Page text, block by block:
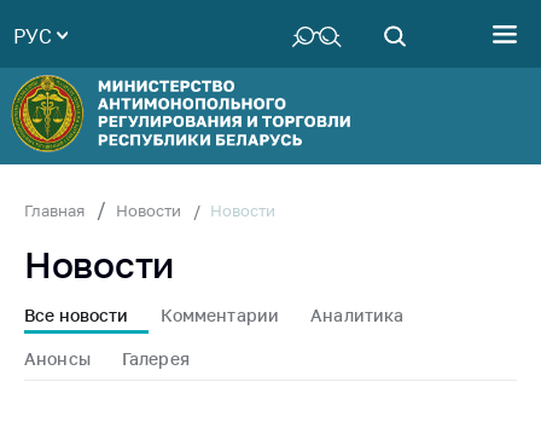
Руководство
Структура
Министерства
Территориальные
Законодательство
Антикоррупционная
деятельность
РУС
Главная Новости Новости
Новости
Все новости Комментарии Аналитика
Анонсы Галерея